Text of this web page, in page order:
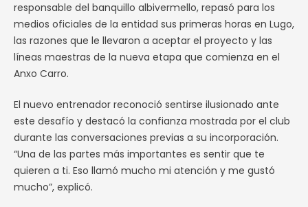
responsable del banquillo albivermello, repasó para los
medios oficiales de la entidad sus primeras horas en Lugo,
las razones que le llevaron a aceptar el proyecto y las
líneas maestras de la nueva etapa que comienza en el
Anxo Carro.
El nuevo entrenador reconoció sentirse ilusionado ante
este desafío y destacó la confianza mostrada por el club
durante las conversaciones previas a su incorporación.
“Una de las partes más importantes es sentir que te
quieren a ti. Eso llamó mucho mi atención y me gustó
mucho”, explicó.